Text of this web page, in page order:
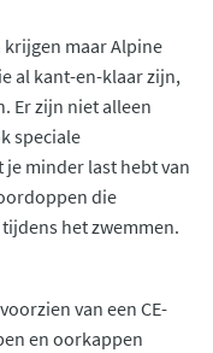
maar Alpine
al kant-en-klaar zijn,
Er zijn niet alleen
speciale
minder last hebt van
die
het zwemmen.
van een CE-
en oorkappen